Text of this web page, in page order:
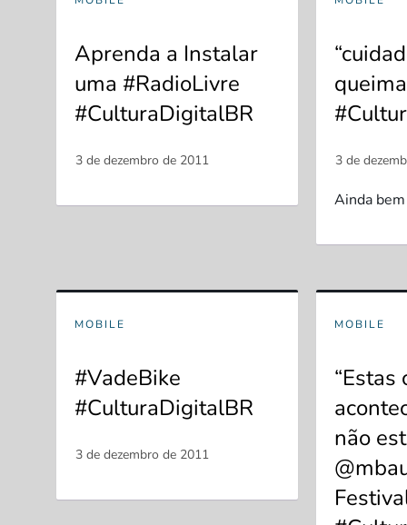
Aprenda a Instalar
uma #RadioLivre
#CulturaDigitalBR
Ainda
MOBILE
#VadeBike
#CulturaDigitalBR
MOBILE
“Estas
não